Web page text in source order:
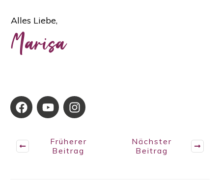
Alles Liebe,
Marisa
Früherer
Beitrag
Nächster
Beitrag